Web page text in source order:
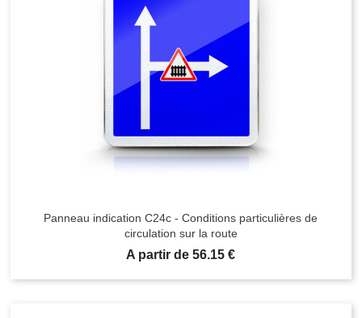
Panneau indication C24c - Conditions particulières de
circulation sur la route
Prix
A partir de 56.15 €